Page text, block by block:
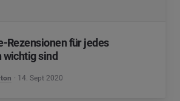
Rezensionen für jedes
wichtig sind
14. Sept 2020